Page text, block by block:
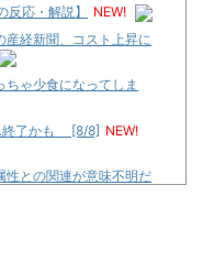
応・解説】
NEW!
産経新聞、コスト上昇に
ちゃ少食になってしま
終了かも [8/8] NEW!
性との関連が意味不明だ
との関連が意味不明だ